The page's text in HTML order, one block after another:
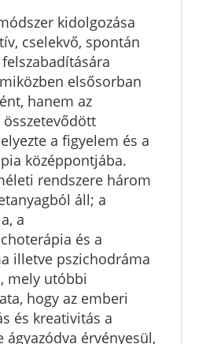
kidolgozása
cselekvő, spontán
elsősorban
hanem az
a figyelem és a
középpontjába.
rendszere három
áll; a
a
és a
illetve pszichodráma
mely utóbbi
hogy az emberi
és kreativitás a
ágyazódva érvényesül,